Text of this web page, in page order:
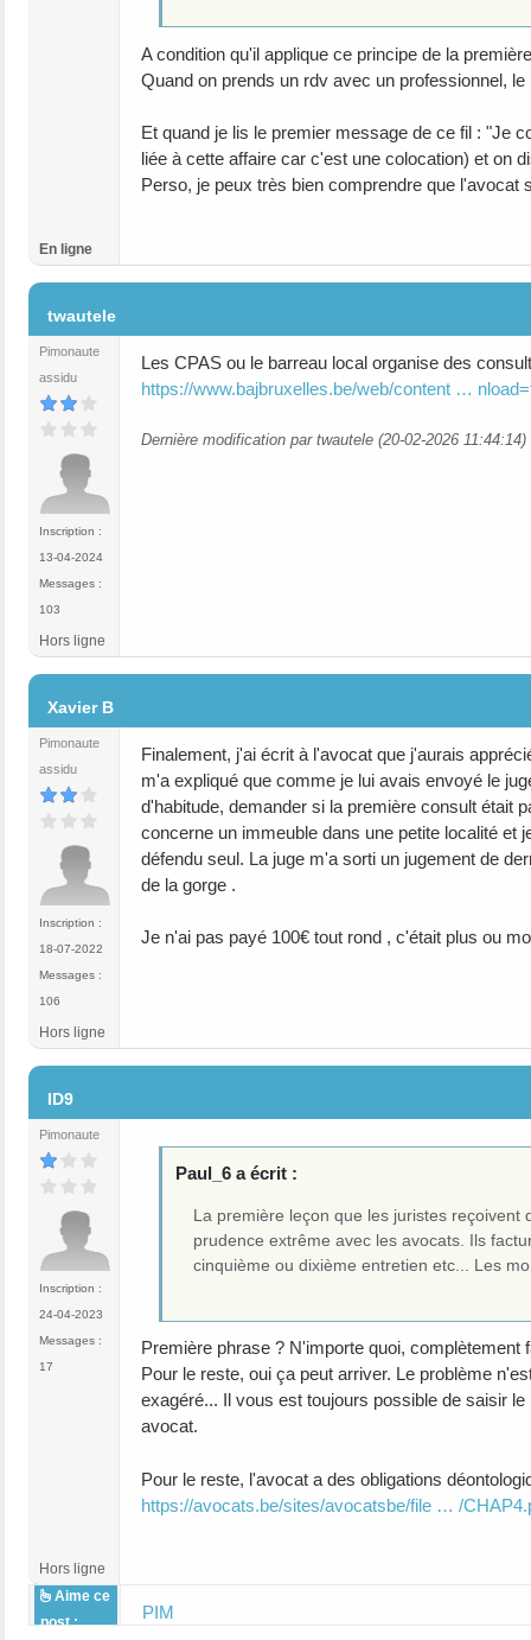
A condition qu'il applique ce principe de la
Quand on prends un rdv avec un professionnel,
Et quand je lis le premier message de ce fil : "Je
liée à cette affaire car c'est une colocation) et on
Perso, je peux très bien comprendre que l'avocat
En ligne
twautele
Pimonaute
assidu
Inscription :
13-04-2024
Messages :
103
Les CPAS ou le barreau local organise des
https://www.bajbruxelles.be/web/content …
Dernière modification par twautele (20-02-2026 11:44:14)
Hors ligne
Xavier B
Pimonaute
assidu
Inscription :
18-07-2022
Messages :
106
Finalement, j'ai écrit à l'avocat que j'aurais
m'a expliqué que comme je lui avais envoyé le
d'habitude, demander si la première consult était
concerne un immeuble dans une petite localité
défendu seul. La juge m'a sorti un jugement de
de la gorge .
Je n'ai pas payé 100€ tout rond , c'était plus ou
Hors ligne
ID9
Pimonaute
Inscription :
24-04-2023
Messages :
17
Paul_6 a écrit :
La première leçon que les juristes
prudence extrême avec les avocats. Ils
cinquième ou dixième entretien etc... Les
Première phrase ? N'importe quoi, complètement
Pour le reste, oui ça peut arriver. Le problème
exagéré... Il vous est toujours possible de saisir
avocat.
Pour le reste, l'avocat a des obligations
https://avocats.be/sites/avocatsbe/file … /
Hors ligne
Aime ce
post :
PIM